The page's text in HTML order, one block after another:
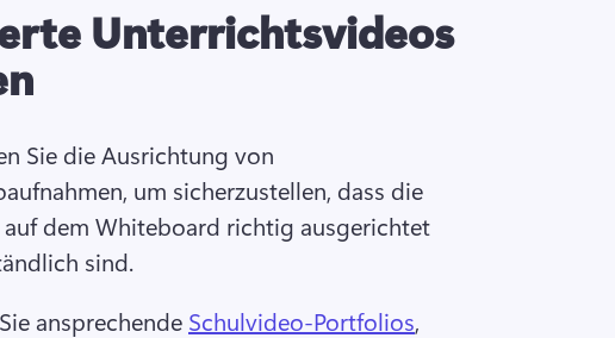
Unterrichtsvideos
Sie die Ausrichtung von
um sicherzustellen, dass die
dem Whiteboard richtig ausgerichtet
sind.
ansprechende Schulvideo-Portfolios,